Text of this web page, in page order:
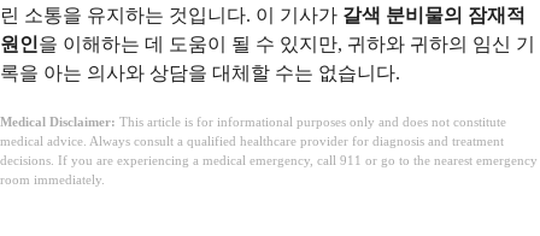
린 소통을 유지하는 것입니다. 이 기사가 갈색 분비물의 잠재적
원인을 이해하는 데 도움이 될 수 있지만, 귀하와 귀하의 임신 기
록을 아는 의사와 상담을 대체할 수는 없습니다.
Medical Disclaimer: This article is for informational purposes only and does not constitute
medical advice. Always consult a qualified healthcare provider for diagnosis and treatment
decisions. If you are experiencing a medical emergency, call 911 or go to the nearest emergency
room immediately.